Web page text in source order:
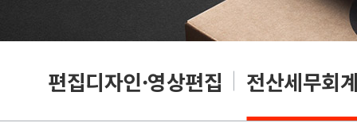
편집디자인·영상편집 전산세무회